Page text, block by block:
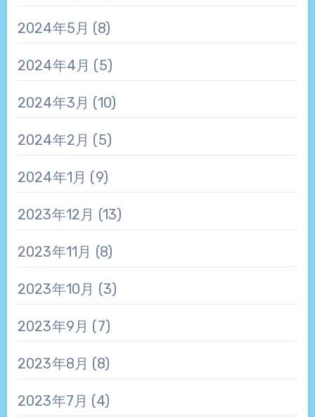
2024年5月 (8)
2024年4月 (5)
2024年3月 (10)
2024年2月 (5)
2024年1月 (9)
2023年12月 (13)
2023年11月 (8)
2023年10月 (3)
2023年9月 (7)
2023年8月 (8)
2023年7月 (4)